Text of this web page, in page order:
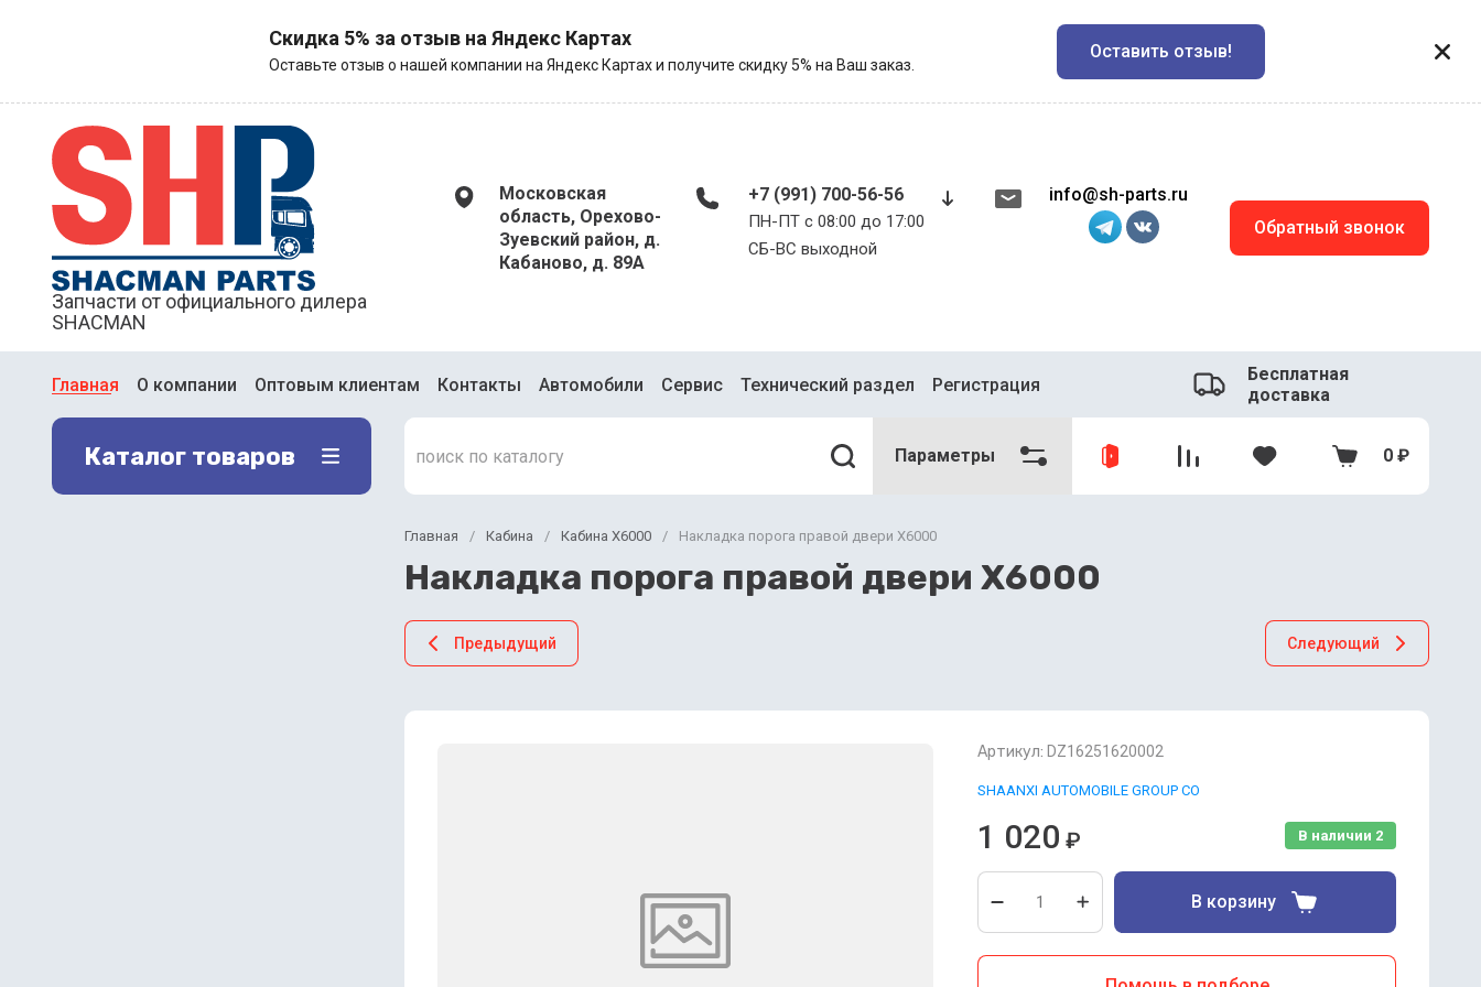
Скидка 5% за отзыв на Яндекс Картах
Оставьте отзыв о нашей компании на Яндекс Картах и получите скидку 5% на Ваш заказ.
Оставить отзыв!
Запчасти от официального дилера
SHACMAN
Московская
область, Орехово-
Зуевский район, д.
Кабаново, д. 89А
+7 (991) 700-56-56
ПН-ПТ с 08:00 до 17:00
​​​​​​​СБ-ВС выходной
info@sh-parts.ru
Обратный звонок
Главная О компании Оптовым клиентам Контакты Автомобили Сервис Технический раздел Регистрация
Бесплатная
доставка
Каталог товаров Параметры 0 ₽
Главная / Кабина / Кабина X6000 / Накладка порога правой двери X6000
Накладка порога правой двери X6000
Предыдущий Следующий
Артикул: DZ16251620002
SHAANXI AUTOMOBILE GROUP CO
В наличии 2
1 020 ₽
В корзину